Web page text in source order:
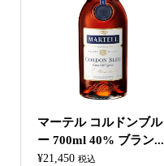
マーテル コルドンブル
ー 700ml 40% ブラン...
¥21,450 税込